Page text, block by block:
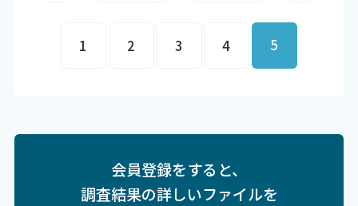
1 2 3 4 5
会員登録をすると、
調査結果の詳しいファイルを